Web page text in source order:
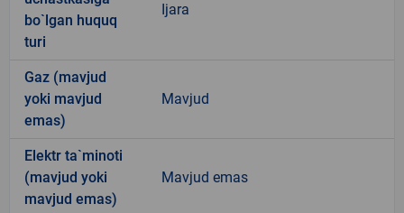
bo`lgan huquq
turi
Ijara
Gaz (mavjud
yoki mavjud
emas)
Mavjud
Elektr ta`minoti
(mavjud yoki
mavjud emas)
Mavjud emas